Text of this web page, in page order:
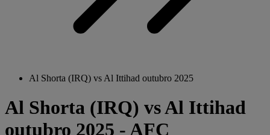
Al Shorta (IRQ) vs Al Ittihad outubro 2025
Al Shorta (IRQ) vs Al Ittihad
outubro 2025 - AFC